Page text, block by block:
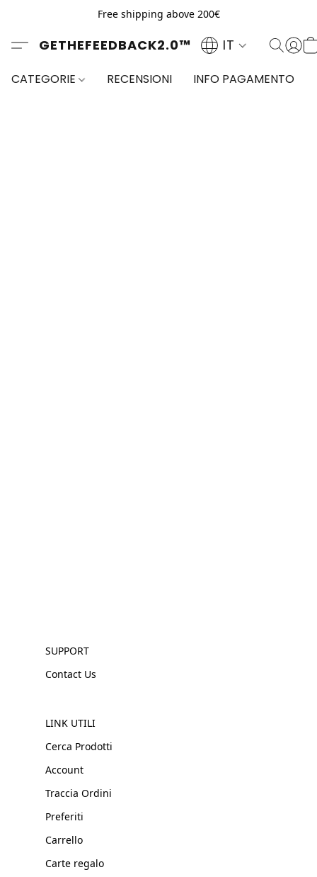
Free shipping above 200€
GETHEFEEDBACK2.0™ IT
CATEGORIE RECENSIONI INFO PAGAMENTO
SUPPORT
Contact Us
LINK UTILI
Cerca Prodotti
Account
Traccia Ordini
Preferiti
Carrello
Carte regalo